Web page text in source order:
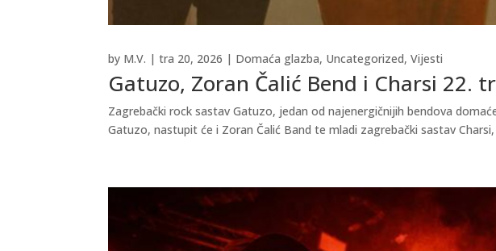
Gatuzo, Zoran Čalić Bend i Charsi 22.
by M.V. |tra 20, 2026 | Domaća glazba, Uncategorized,Vijesti
Zagrebački rock sastav Gatuzo, jedan od najenergičnijih bendova
Gatuzo, nastupit će i Zoran Čalić Band te mladi zagrebački sastav